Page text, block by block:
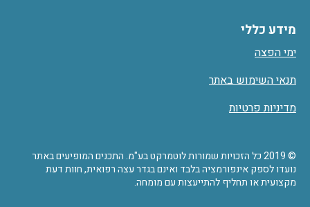
מידע כללי
ימי הפצה
תנאי השימוש באתר
מדיניות פרטיות
© 2019 כל הזכויות שמורות לוטמרקט בע"מ. התכנים המופיעים באתר
נועדו לספק אינפורמציה בלבד ואינם בגדר עצה רפואית, חוות דעת
מקצועית או תחליף להתייעצות עם מומחה.